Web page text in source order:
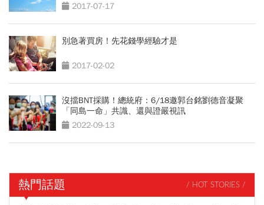
2017-07-17
別急著買房！先花錢學經驗才是
2017-02-02
沒擋BNT採購！總統府：6/18邀郭台銘劉德音凝聚
「同島一命」共識、還與證嚴視訊
2022-09-13
熱門話題 / HOT STORIES /